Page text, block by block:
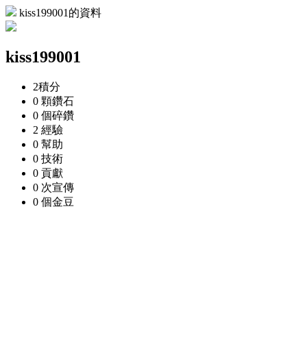
kiss199001的資料
kiss199001
2積分
0 顆鑽石
0 個碎鑽
2 經驗
0 幫助
0 技術
0 貢獻
0 次宣傳
0 個金豆